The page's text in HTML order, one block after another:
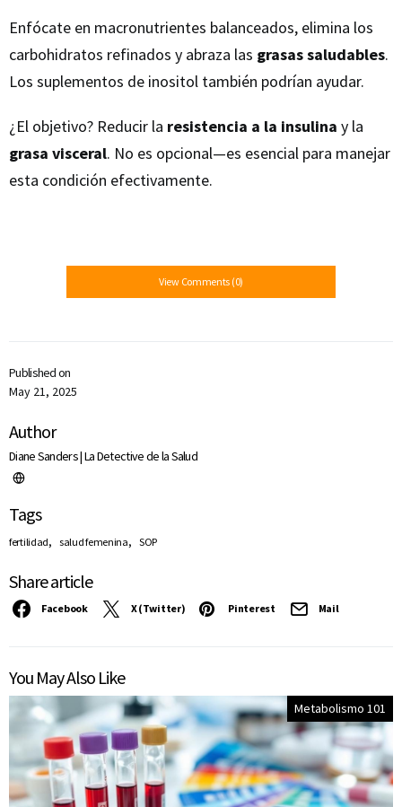
Published on
May 21, 2025
Author
Diane Sanders | La Detective de la Salud
Tags
fertilidad, salud femenina, SOP
Share article
Facebook X (Twitter) Pinterest Mail
Enfócate en macronutrientes balanceados, elimina los
carbohidratos refinados y abraza las grasas saludables.
Los suplementos de inositol también podrían ayudar.
¿El objetivo? Reducir la resistencia a la insulina y la
grasa visceral. No es opcional—es esencial para manejar
esta condición efectivamente.
View Comments (0)
You May Also Like
Metabolismo 101